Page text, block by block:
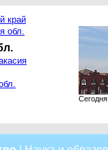
край
обл.